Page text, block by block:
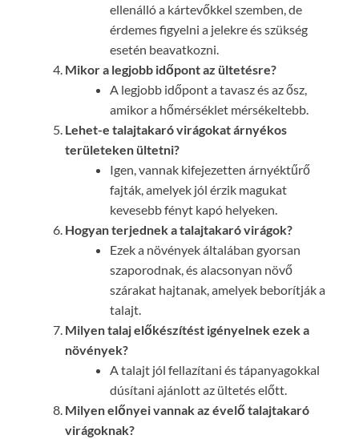
ellenálló a kártevőkkel szemben, de
érdemes figyelni a jelekre és szükség
esetén beavatkozni.
Mikor a legjobb időpont az ültetésre?
A legjobb időpont a tavasz és az ősz,
amikor a hőmérséklet mérsékeltebb.
Lehet-e talajtakaró virágokat árnyékos
területeken ültetni?
Igen, vannak kifejezetten árnyéktűrő
fajták, amelyek jól érzik magukat
kevesebb fényt kapó helyeken.
Hogyan terjednek a talajtakaró virágok?
Ezek a növények általában gyorsan
szaporodnak, és alacsonyan növő
szárakat hajtanak, amelyek beborítják a
talajt.
Milyen talaj előkészítést igényelnek ezek a
növények?
A talajt jól fellazítani és tápanyagokkal
dúsítani ajánlott az ültetés előtt.
Milyen előnyei vannak az évelő talajtakaró
virágoknak?